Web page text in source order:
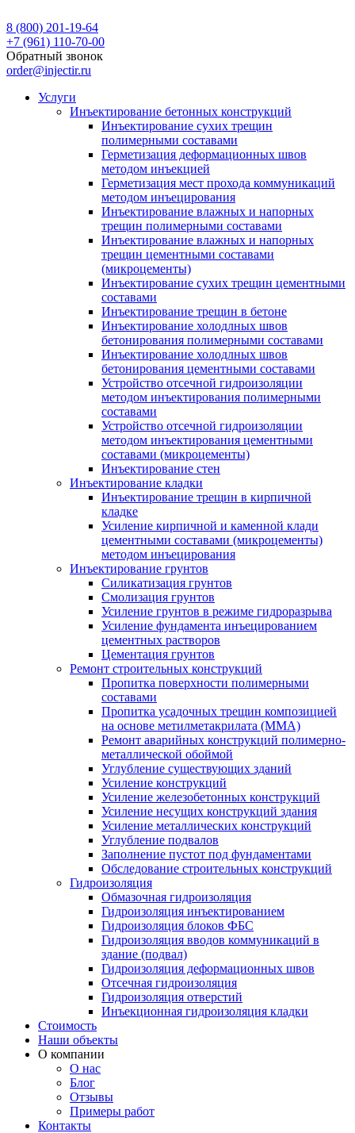
8 (800) 201-19-64
+7 (961) 110-70-00
Обратный звонок
order@injectir.ru
Услуги
Инъектирование бетонных конструкций
Инъектирование сухих трещин
полимерными составами
Герметизация деформационных швов
методом инъекцией
Герметизация мест прохода коммуникаций
методом инъецирования
Инъектирование влажных и напорных
трещин полимерными составами
Инъектирование влажных и напорных
трещин цементными составами
(микроцементы)
Инъектирование сухих трещин цементными
составами
Инъектирование трещин в бетоне
Инъектирование холодлных швов
бетонирования полимерными составами
Инъектирование холодлных швов
бетонирования цементными составами
Устройство отсечной гидроизоляции
методом инъектирования полимерными
составами
Устройство отсечной гидроизоляции
методом инъектирования цементными
составами (микроцементы)
Инъектирование стен
Инъектирование кладки
Инъектирование трещин в кирпичной
кладке
Усиление кирпичной и каменной клади
цементными составами (микроцементы)
методом инъецирования
Инъектирование грунтов
Силикатизация грунтов
Смолизация грунтов
Усиление грунтов в режиме гидроразрыва
Усиление фундамента инъецированием
цементных растворов
Цементация грунтов
Ремонт строительных конструкций
Пропитка поверхности полимерными
составами
Пропитка усадочных трещин композицией
на основе метилметакрилата (ММА)
Ремонт аварийных конструкций полимерно-
металлической обоймой
Углубление существующих зданий
Усиление конструкций
Усиление железобетонных конструкций
Усиление несущих конструкций здания
Усиление металлических конструкций
Углубление подвалов
Заполнение пустот под фундаментами
Обследование строительных конструкций
Гидроизоляция
Обмазочная гидроизоляция
Гидроизоляция инъектированием
Гидроизоляция блоков ФБС
Гидроизоляция вводов коммуникаций в
здание (подвал)
Гидроизоляция деформационных швов
Отсечная гидроизоляция
Гидроизоляция отверстий
Инъекционная гидроизоляция кладки
Стоимость
Наши объекты
О компании
О нас
Блог
Отзывы
Примеры работ
Контакты